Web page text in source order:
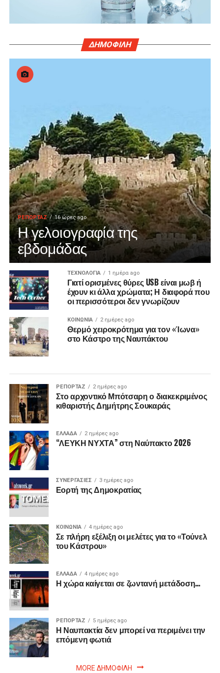
ΔΗΜΟΦΙΛΗ
ΡΕΠΟΡΤΑΖ 16 ώρες ago
Η γελοιογραφία της
εβδομάδας
ΤΕΧΝΟΛΟΓΙΑ 1 ημέρα ago
Γιατί ορισμένες θύρες USB είναι μωβ ή
έχουν κι άλλα χρώματα; Η διαφορά που
οι περισσότεροι δεν γνωρίζουν
ΚΟΙΝΩΝΙΑ 2 ημέρες ago
Θερμό χειροκρότημα για τον «Ίωνα»
στο Κάστρο της Ναυπάκτου
ΡΕΠΟΡΤΑΖ 2 ημέρες ago
Στο αρχοντικό Μπότσαρη ο διακεκριμένος
κιθαριστής Δημήτρης Σουκαράς
ΕΛΛΑΔΑ 2 ημέρες ago
“ΛΕΥΚΗ ΝΥΧΤΑ” στη Ναύπακτο 2026
ΣΥΝΕΡΓΑΣΙΕΣ 3 ημέρες ago
Εορτή της Δημοκρατίας
ΚΟΙΝΩΝΙΑ 4 ημέρες ago
Σε πλήρη εξέλιξη οι μελέτες για το «Τούνελ
του Κάστρου»
ΕΛΛΑΔΑ 4 ημέρες ago
Η χώρα καίγεται σε ζωντανή μετάδοση…
ΡΕΠΟΡΤΑΖ 5 ημέρες ago
Η Ναυπακτία δεν μπορεί να περιμένει την
επόμενη φωτιά
MORE ΔΗΜΟΦΙΛΗ